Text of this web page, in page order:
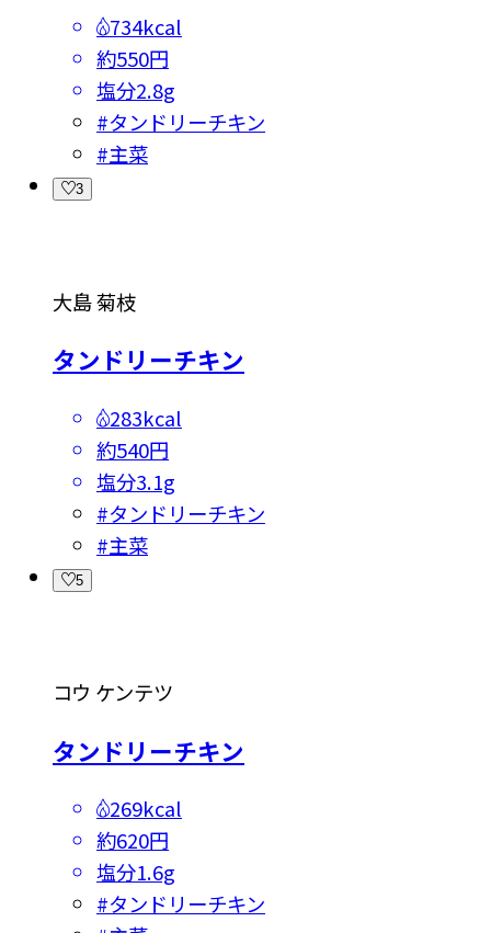
734kcal
約550円
塩分2.8g
#タンドリーチキン
#主菜
3
大島 菊枝
タンドリーチキン
283kcal
約540円
塩分3.1g
#タンドリーチキン
#主菜
5
コウ ケンテツ
タンドリーチキン
269kcal
約620円
塩分1.6g
#タンドリーチキン